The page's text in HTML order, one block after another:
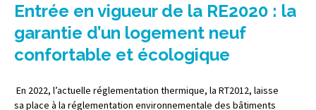
Entrée en vigueur de la RE2020 : la
garantie d’un logement neuf
confortable et écologique
En 2022, l’actuelle réglementation thermique, la RT2012, laisse
sa place à la réglementation environnementale des bâtiments